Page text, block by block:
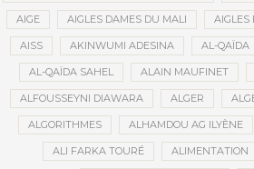
AIGE AIGLES DAMES DU MALI AIGLES
AISS AKINWUMI ADESINA AL-QAÏDA
AL-QAÏDA SAHEL ALAIN MAUFINET
ALFOUSSEYNI DIAWARA ALGER
ALGORITHMES ALHAMDOU AG ILYÈNE
ALI FARKA TOURÉ ALIMENTATION